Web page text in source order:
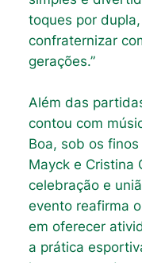
toques por
confraternizar
gerações.”
Além das
contou com
Boa, sob os
Mayck e Cristina
celebração e
evento reafirma
em oferecer
a prática